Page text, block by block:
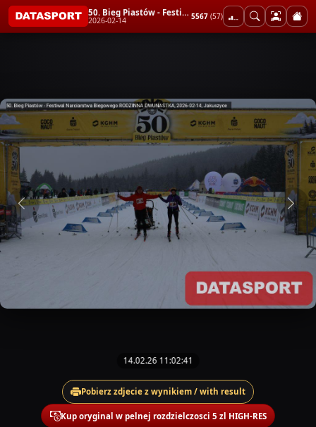
50. Bieg Piastów - Festiwal Narciarstwa Biegowego RODZINNA DWUNASTKA
2026-02-14 5567 (57)
14.02.26 11:02:41
Pobierz zdjecie z wynikiem / with result
Kup oryginal w pelnej rozdzielczosci 5 zl HIGH-RES